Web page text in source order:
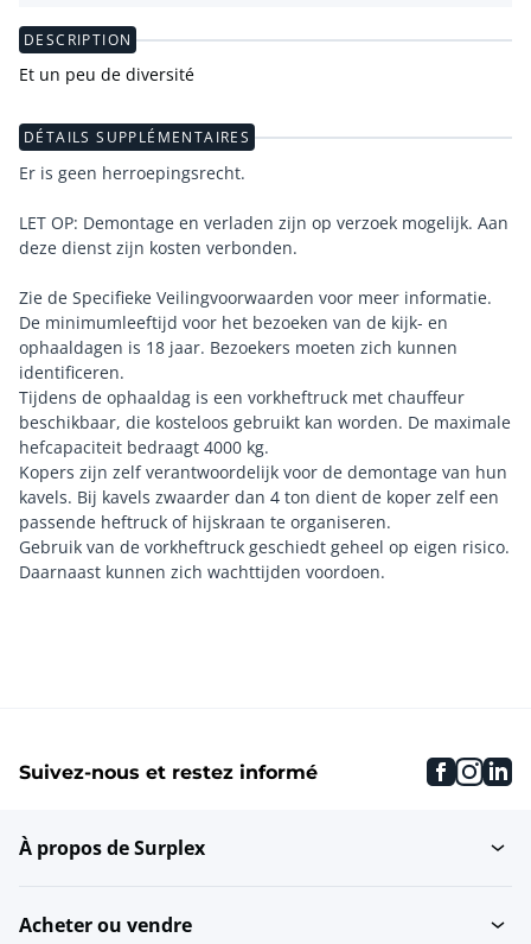
DESCRIPTION
Et un peu de diversité
DÉTAILS SUPPLÉMENTAIRES
Er is geen herroepingsrecht.
LET OP: Demontage en verladen zijn op verzoek mogelijk. Aan
deze dienst zijn kosten verbonden.
Zie de Specifieke Veilingvoorwaarden voor meer informatie.
De minimumleeftijd voor het bezoeken van de kijk- en
ophaaldagen is 18 jaar. Bezoekers moeten zich kunnen
identificeren.
Tijdens de ophaaldag is een vorkheftruck met chauffeur
beschikbaar, die kosteloos gebruikt kan worden. De maximale
hefcapaciteit bedraagt 4000 kg.
Kopers zijn zelf verantwoordelijk voor de demontage van hun
kavels. Bij kavels zwaarder dan 4 ton dient de koper zelf een
passende heftruck of hijskraan te organiseren.
Gebruik van de vorkheftruck geschiedt geheel op eigen risico.
Suivez-nous et restez informé
À propos de Surplex
Acheter ou vendre